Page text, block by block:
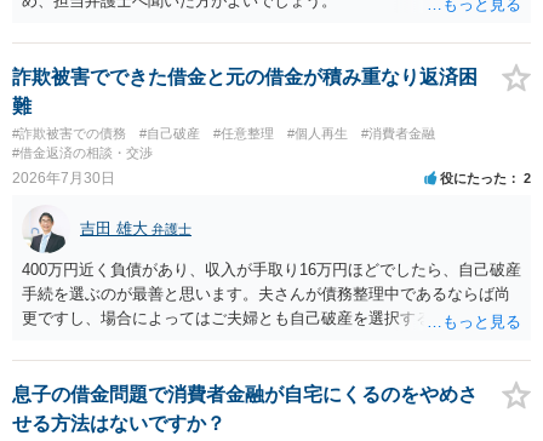
詐欺被害でできた借金と元の借金が積み重なり返済困
難
#詐欺被害での債務 #自己破産 #任意整理 #個人再生
#消費者金融
#借金返済の相談・交渉
2026年7月30日 役にたった 2
吉田 雄大 弁護士
400万円近く負債があり、収入が手取り16万円ほどでしたら、自己破産
手続を選ぶのが最善と思います。夫さんが債務整理中であるならば尚
更ですし、場合によってはご夫婦とも自己破産を選択する方法もある
息子の借金問題で消費者金融が自宅にくるのをやめさ
せる方法はないですか？